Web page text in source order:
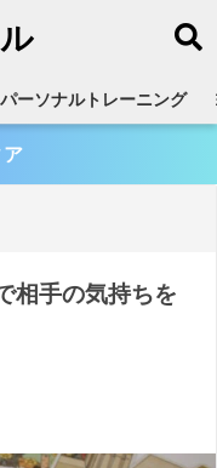
ーソナルトレーニング
ア
相手の気持ちを